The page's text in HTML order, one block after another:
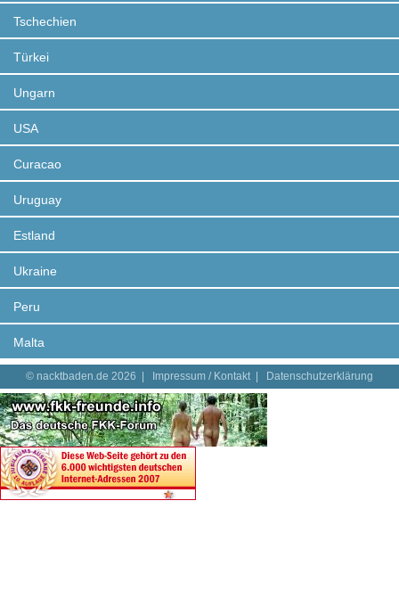
Tschechien
Türkei
Ungarn
USA
Curacao
Uruguay
Estland
Ukraine
Peru
Malta
© nacktbaden.de 2026 | Impressum / Kontakt| Datenschutzerklärung